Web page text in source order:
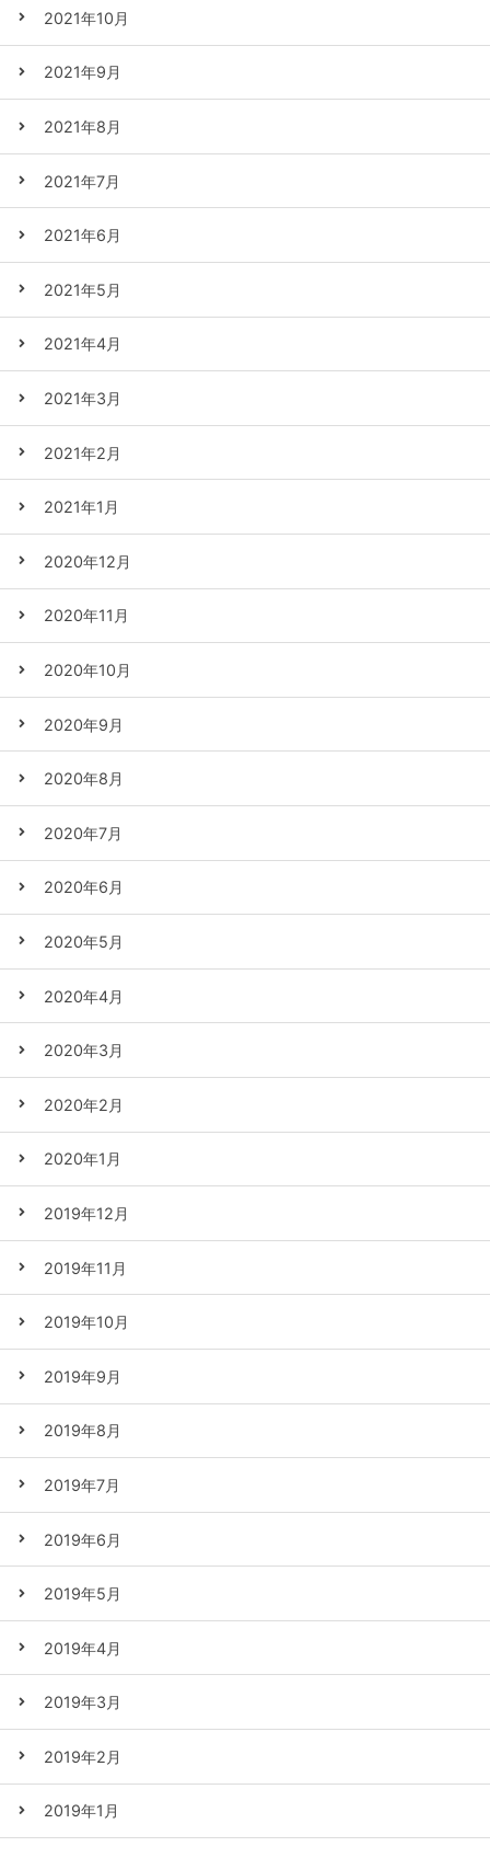
2021年10月
2021年9月
2021年8月
2021年7月
2021年6月
2021年5月
2021年4月
2021年3月
2021年2月
2021年1月
2020年12月
2020年11月
2020年10月
2020年9月
2020年8月
2020年7月
2020年6月
2020年5月
2020年4月
2020年3月
2020年2月
2020年1月
2019年12月
2019年11月
2019年10月
2019年9月
2019年8月
2019年7月
2019年6月
2019年5月
2019年4月
2019年3月
2019年2月
2019年1月